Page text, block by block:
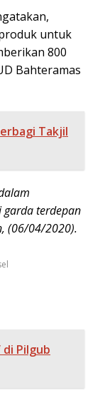
untuk
800
Bahteramas
Takjil
garda terdepan
(06/04/2020).
Pilgub